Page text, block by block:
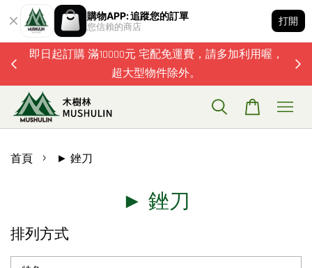
購物APP: 追蹤您的訂單
您信賴的商店
打開
即日起訂購 滿10000元 宅配免運費，請多加利用喔，
超大型物件除外。
首頁 › ► 銼刀
► 銼刀
排列方式